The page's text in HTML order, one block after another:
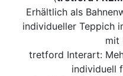
Erhältlich als
individueller Teppich
mit
tretford Interart:
individuell